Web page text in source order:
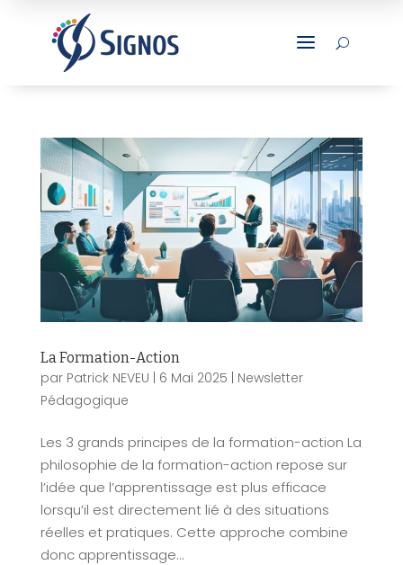
a U
La Formation-Action
par Patrick NEVEU | 6 Mai 2025 | Newsletter
Pédagogique
Les 3 grands principes de la formation-action La
philosophie de la formation-action repose sur
l’idée que l’apprentissage est plus efficace
lorsqu’il est directement lié à des situations
réelles et pratiques. Cette approche combine
donc apprentissage...